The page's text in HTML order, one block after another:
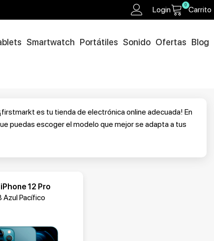
Login 0 Carrito
Smartwatch Portátiles Sonido Ofertas Blog
es tu tienda de electrónica online adecuada! En
puedas escoger el modelo que mejor se adapta a tus
12 Pro
Azul Pacífico